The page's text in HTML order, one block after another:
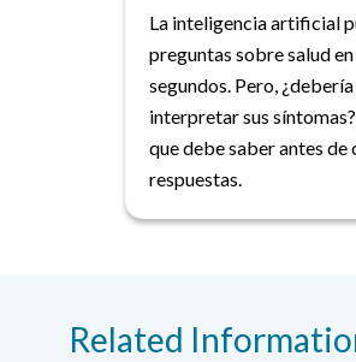
La inteligencia artificial
preguntas sobre salud
segundos. Pero,
interpretar sus
que debe saber antes de
respuestas.
Related